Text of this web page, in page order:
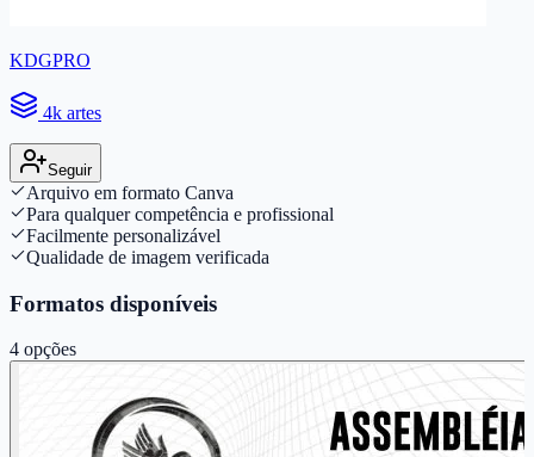
KDGPRO
4k artes
Seguir
Arquivo em formato Canva
Para qualquer competência e profissional
Facilmente personalizável
Qualidade de imagem verificada
Formatos disponíveis
4 opções